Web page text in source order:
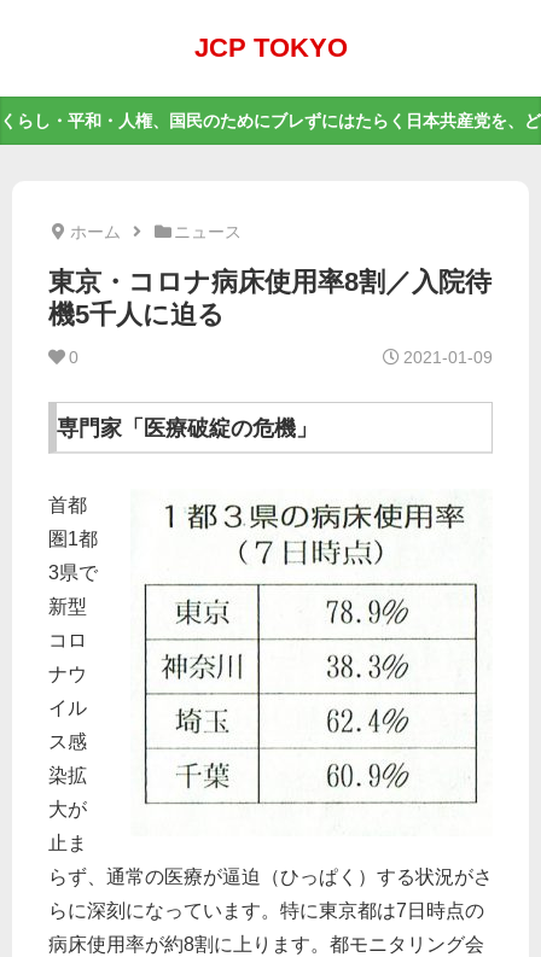
JCP TOKYO
くらし・平和・人権、国民のためにブレずにはたらく日本共産党を、
ホーム ニュース
東京・コロナ病床使用率8割／入院待
機5千人に迫る
0 2021-01-09
専門家「医療破綻の危機」
首都
圏1都
3県で
新型
コロ
ナウ
イル
ス感
染拡
大が
止ま
らず、通常の医療が逼迫（ひっぱく）する状況がさ
らに深刻になっています。特に東京都は7日時点の
病床使用率が約8割に上ります。都モニタリング会